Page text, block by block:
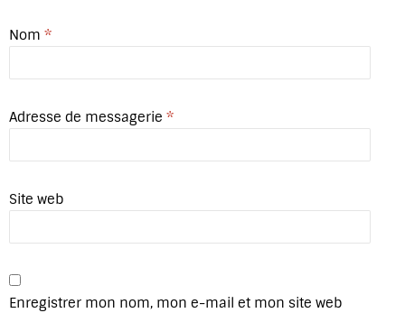
Nom *
Adresse de messagerie *
Site web
Enregistrer mon nom, mon e-mail et mon site web